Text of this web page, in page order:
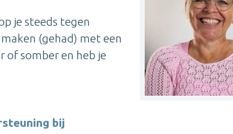
je steeds tegen
(gehad) met een
of somber en heb je
bij